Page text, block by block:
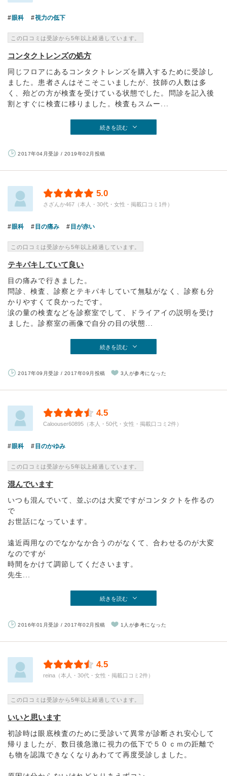
眼科 視力の低下
この口コミは受診から5年以上経過しています。
コンタクトレンズの処方
同じフロアにあるコンタクトレンズを購入するために受診し
ました。患者さんはそこそこいましたが、技師の人数は多
く、殆どの方が検査を受けている状態でした。問診を記入後
割とすぐに検査に移りました。検査もスムー...
続きを読む
2017年04月受診 / 2019年02月投稿
5.0
さざんか467（本人・30代・女性・掲載口コミ1件）
眼科 目の痛み 目が赤い
この口コミは受診から5年以上経過しています。
テキパキしていて良い
目の痛みで行きました。
問診、検査、診察とテキパキしていて無駄がなく、診察も分
かりやすくて良かったです。
涙の量の検査などを診察室でして、ドライアイの説明を受け
ました。診察室の画像で自分の目の状態...
続きを読む
2017年09月受診 / 2017年09月投稿 3人が参考になった
4.5
Caloouser60895（本人・50代・女性・掲載口コミ2件）
眼科 目のかゆみ
この口コミは受診から5年以上経過しています。
混んでいます
いつも混んでいて、並ぶのは大変ですがコンタクトを作るの
で
お世話になっています。
遠近両用なのでなかなか合うのがなくて、合わせるのが大変
なのですが
時間をかけて調節してくださいます。
先生...
続きを読む
2016年01月受診 / 2017年02月投稿 1人が参考になった
4.5
reina（本人・30代・女性・掲載口コミ2件）
この口コミは受診から5年以上経過しています。
いいと思います
初診時は眼底検査のために受診いて異常が診断され安心して
帰りましたが、数日後急激に視力の低下で５０ｃｍの距離で
も物を認識できなくなりあわてて再度受診しました。